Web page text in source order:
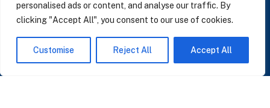
personalised ads or content, and analyse our traffic. By
clicking "Accept All", you consent to our use of cookies.
Customise Reject All Accept All
SUSCRÍBASE A NUESTRAS NOTICIAS
Perspectivas sobre IA, datos y CRM. Sin spam, solo lo que importa.